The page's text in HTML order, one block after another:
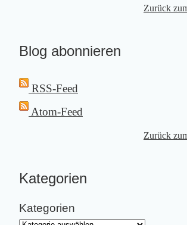
Zurück
Blog abonnieren
RSS-Feed
Atom-Feed
Zurück
Kategorien
Kategorien